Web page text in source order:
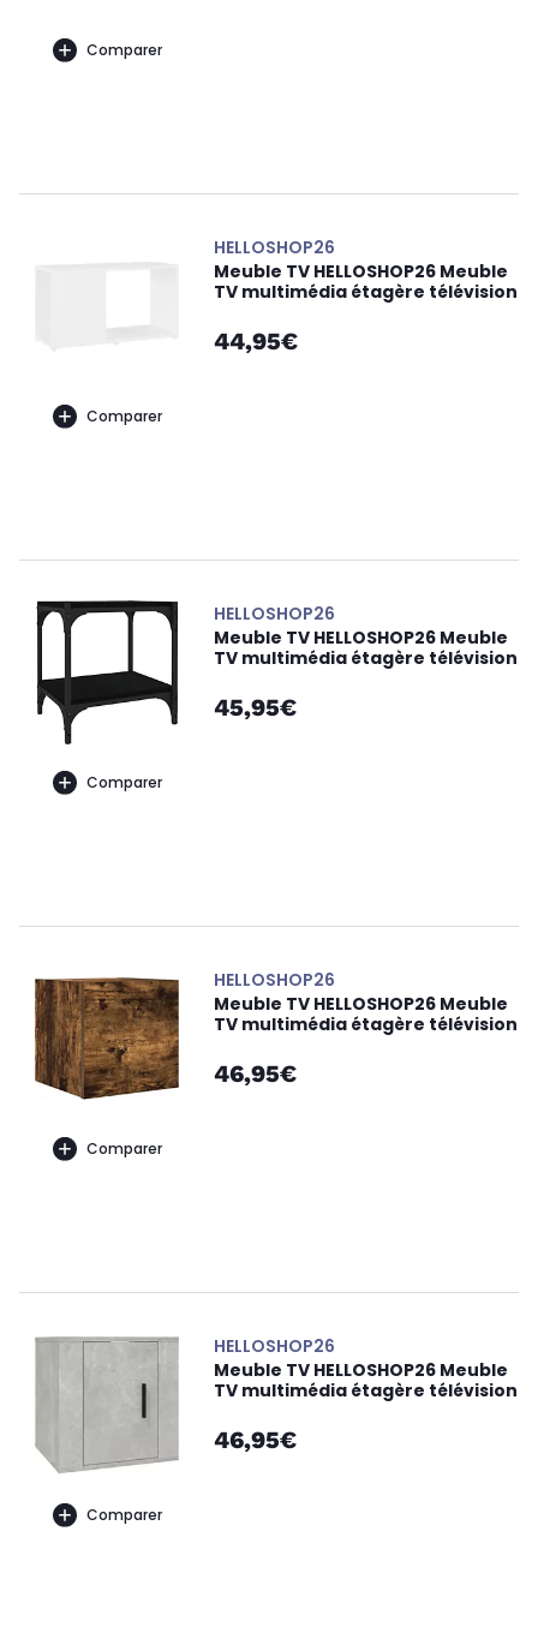
Comparer
Comparer
HELLOSHOP26
Meuble TV HELLOSHOP26 Meuble
TV multimédia étagère télévision
44,95€
Comparer
HELLOSHOP26
Meuble TV HELLOSHOP26 Meuble
TV multimédia étagère télévision
45,95€
Comparer
HELLOSHOP26
Meuble TV HELLOSHOP26 Meuble
TV multimédia étagère télévision
46,95€
Comparer
HELLOSHOP26
Meuble TV HELLOSHOP26 Meuble
TV multimédia étagère télévision
46,95€